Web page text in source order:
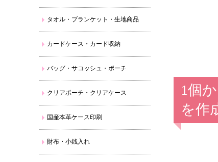
タオル・ブランケット・生地商品
カードケース・カード収納
バッグ・サコッシュ・ポーチ
クリアポーチ・クリアケース
国産本革ケース印刷
財布・小銭入れ
1個
を作